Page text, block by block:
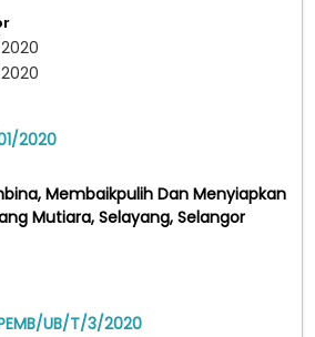
2020
Membaikpulih Dan Menyiapkan
Mutiara, Selayang, Selangor
UB/T/3/2020